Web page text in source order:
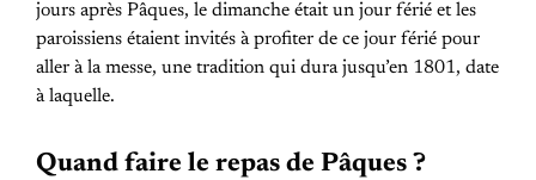
jours après Pâques, le dimanche était un jour férié et les
paroissiens étaient invités à profiter de ce jour férié pour
aller à la messe, une tradition qui dura jusqu’en 1801, date
à laquelle.
Quand faire le repas de Pâques ?